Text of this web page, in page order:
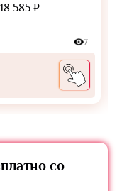
585 ₽
7
со